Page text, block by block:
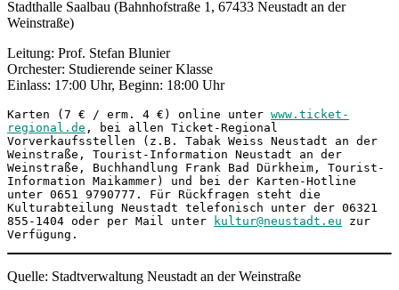
Stadthalle Saalbau (Bahnhofstraße 1, 67433 Neustadt an der
Weinstraße)
Leitung: Prof. Stefan Blunier
Orchester: Studierende seiner Klasse
Einlass: 17:00 Uhr, Beginn: 18:00 Uhr
Karten (7 € / erm. 4 €) online unter www.ticket-
regional.de , bei allen Ticket-Regional
Vorverkaufsstellen (z.B. Tabak Weiss Neustadt an der
Weinstraße, Tourist-Information Neustadt an der
Weinstraße, Buchhandlung Frank Bad Dürkheim, Tourist-
Information Maikammer) und bei der Karten-Hotline
unter 0651 9790777. Für Rückfragen steht die
Kulturabteilung Neustadt telefonisch unter der 06321
855-1404 oder per Mail unter
kultur@neustadt.eu zur
Verfügung.
Quelle: Stadtverwaltung Neustadt an der Weinstraße